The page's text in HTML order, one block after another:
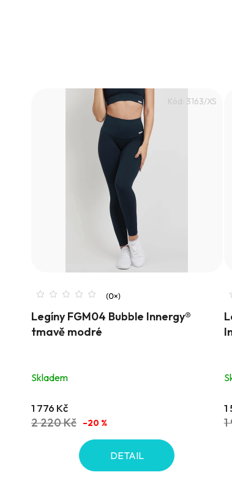
Legíny FGM04 Bubble Innergy®
tmavě modré
Skladem
1 776 Kč
2 220 Kč –20 %
DETAIL
Kód: 3163/XS
1